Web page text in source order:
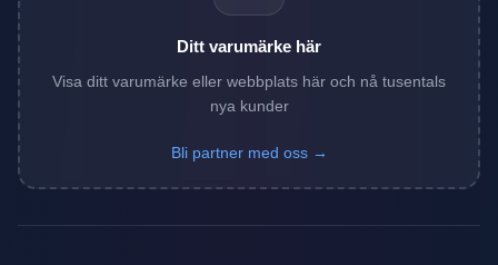
Ditt varumärke här
Visa ditt varumärke eller webbplats här och nå tusentals
nya kunder
Bli partner med oss →